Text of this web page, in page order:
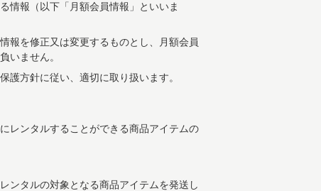
情報（以下「月額会員情報」といいま
報を修正又は変更するものとし、月額会員
いません。
護方針に従い、適切に取り扱います。
レンタルすることができる商品アイテムの
ンタルの対象となる商品アイテムを発送し